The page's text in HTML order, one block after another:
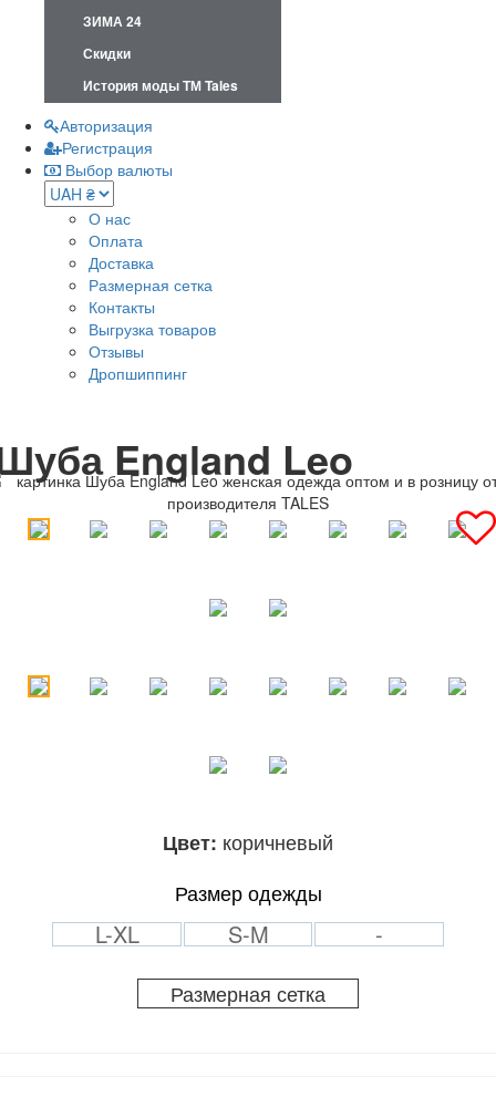
ЗИМА 24
Скидки
История моды ТМ Tales
Авторизация
Регистрация
Выбор валюты
О нас
Оплата
Доставка
Размерная сетка
Контакты
Выгрузка товаров
Отзывы
Дропшиппинг
England Leo
Цвет: коричневый
Размер одежды
L-XL S-M -
Размерная сетка